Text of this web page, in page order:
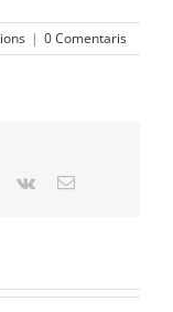
| 0 Comentaris
Pinterest
Vk Email: